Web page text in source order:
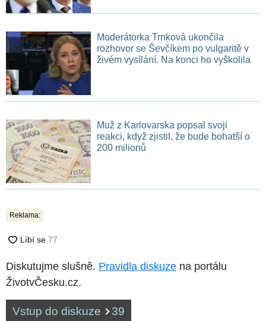
Moderátorka Trnková ukončila
rozhovor se Ševčíkem po vulgaritě v
živém vysílání. Na konci ho vyškolila
Muž z Karlovarska popsal svoji
reakci, když zjistil, že bude bohatší o
200 milionů
Reklama:
Diskutujme slušně. Pravidla diskuze na portálu
ŽivotvČesku.cz.
Vstup do diskuze 39